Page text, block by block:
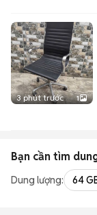
3 phút trước 1
Bạn cần tìm
Dung lượng: 64